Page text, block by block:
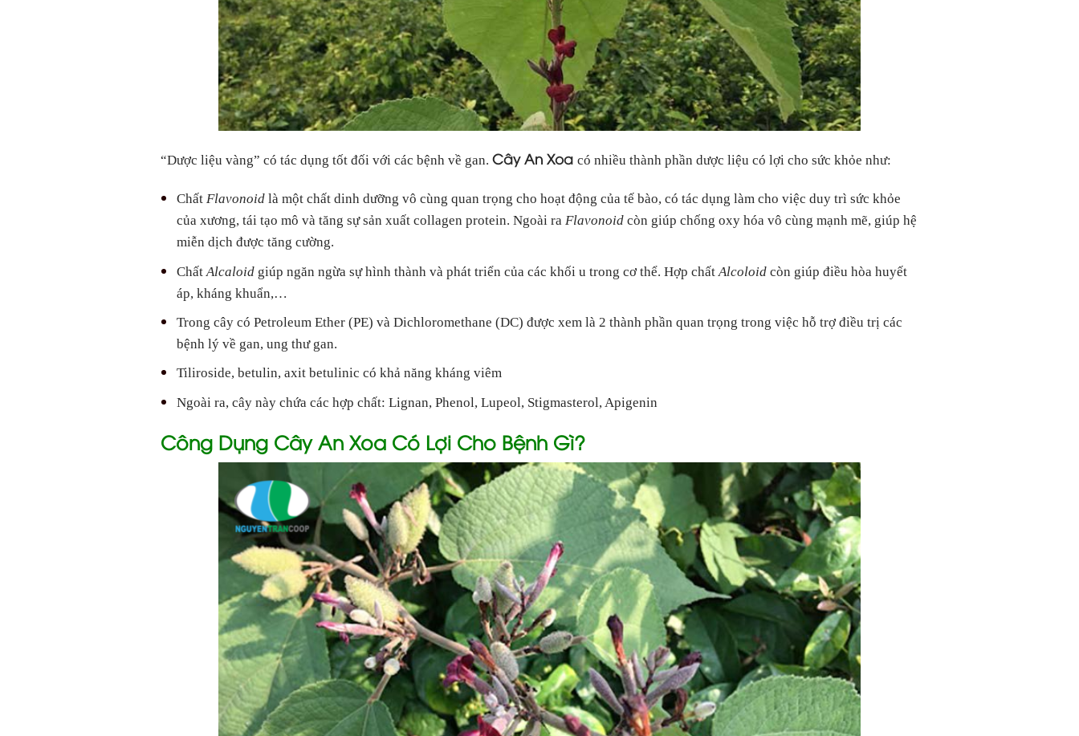
“Dược liệu vàng” có tác dụng tốt đối với các bệnh về gan. Cây An Xoa có nhiều thành phần dược liệu có lợi cho sức khỏe như:
ChấtFlavonoidlà một chất dinh dưỡng vô cùng quan trọng cho hoạt động của tế bào, có tác dụng làm cho việc duy trì sức khỏe
của xương, tái tạo mô và tăng sự sản xuất collagen protein. Ngoài ra Flavonoidcòn giúp chống oxy hóa vô cùng mạnh mẽ, giúp hệ
miễn dịch được tăng cường.
Chất Alcaloidgiúp ngăn ngừa sự hình thành và phát triển của các khối u trong cơ thể. Hợp chất Alcoloidcòn giúp điều hòa huyết
áp, kháng khuẩn,…
Trong cây có Petroleum Ether (PE) và Dichloromethane (DC) được xem là 2 thành phần quan trọng trong việc hỗ trợ điều trị các
bệnh lý về gan, ung thư gan.
Tiliroside, betulin, axit betulinic có khả năng kháng viêm
Ngoài ra, cây này chứa các hợp chất: Lignan, Phenol, Lupeol, Stigmasterol, Apigenin
Công Dụng Cây An Xoa Có Lợi Cho Bệnh Gì?